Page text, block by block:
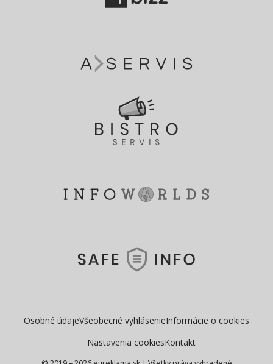
Osobné údajeVšeobecné vyhlásenieInformácie o cookies
Nastavenia cookiesKontakt